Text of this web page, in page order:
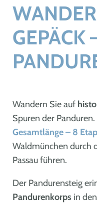
GEPÄCK
Wandern Sie auf
Spuren der
Gesamtlänge – 8
Waldmünchen durch
Passau führen.
Der Pandurensteig
Pandurenkorps in